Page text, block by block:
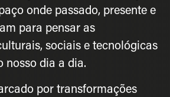
onde passado, presente e
para pensar as
sociais e tecnológicas
nosso dia a dia.
por transformações